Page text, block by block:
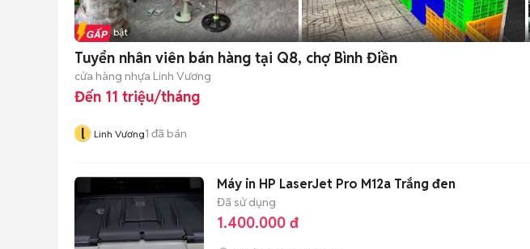
Tin nổi bật
Tuyển nhân viên bán hàng tại Q8, chợ Bình Điền
cửa hàng nhựa Linh Vương
Đến 11 triệu/tháng
l Linh Vương1 đã bán
Máy in HP LaserJet Pro M12a Trắng đen
Đã sử dụng
1.400.000 đ